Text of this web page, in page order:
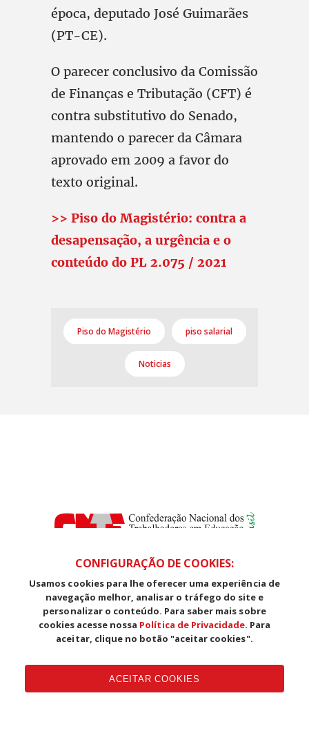
época, deputado José Guimarães
(PT-CE).
O parecer conclusivo da Comissão
de Finanças e Tributação (CFT) é
contra substitutivo do Senado,
mantendo o parecer da Câmara
aprovado em 2009 a favor do
texto original.
>> Piso do Magistério: contra a
desapensação, a urgência e o
conteúdo do PL 2.075 / 2021
Piso do Magistério piso salarial
Noticias
SDS, Edifício Venâncio III, Salas 101/106
CEP: 70393-902 - Brasília - DF
Telefone (61) 3225-1003 - E-mail cnte@cnte.org.br
Trabalhadores(as) na Base
CONFIGURAÇÃO DE COOKIES:
Usamos cookies para lhe oferecer uma experiência de
navegação melhor, analisar o tráfego do site e
personalizar o conteúdo. Para saber mais sobre
cookies acesse nossa Política de Privacidade. Para
aceitar, clique no botão "aceitar cookies".
ACEITAR COOKIES